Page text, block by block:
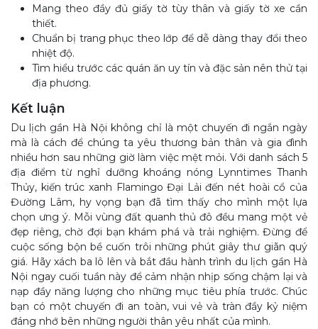
Mang theo đầy đủ giấy tờ tùy thân và giấy tờ xe cần
thiết.
Chuẩn bị trang phục theo lớp để dễ dàng thay đổi theo
nhiệt độ.
Tìm hiểu trước các quán ăn uy tín và đặc sản nên thử tại
địa phương.
Kết luận
Du lịch gần Hà Nội không chỉ là một chuyến đi ngắn ngày
mà là cách để chúng ta yêu thương bản thân và gia đình
nhiều hơn sau những giờ làm việc mệt mỏi. Với danh sách 5
địa điểm từ nghỉ dưỡng khoáng nóng Lynntimes Thanh
Thủy, kiến trúc xanh Flamingo Đại Lải đến nét hoài cổ của
Đường Lâm, hy vọng bạn đã tìm thấy cho mình một lựa
chọn ưng ý. Mỗi vùng đất quanh thủ đô đều mang một vẻ
đẹp riêng, chờ đợi bạn khám phá và trải nghiệm. Đừng để
cuộc sống bộn bề cuốn trôi những phút giây thư giãn quý
giá. Hãy xách ba lô lên và bắt đầu hành trình du lịch gần Hà
Nội ngay cuối tuần này để cảm nhận nhịp sống chậm lại và
nạp đầy năng lượng cho những mục tiêu phía trước. Chúc
bạn có một chuyến đi an toàn, vui vẻ và tràn đầy kỷ niệm
đáng nhớ bên những người thân yêu nhất của mình.